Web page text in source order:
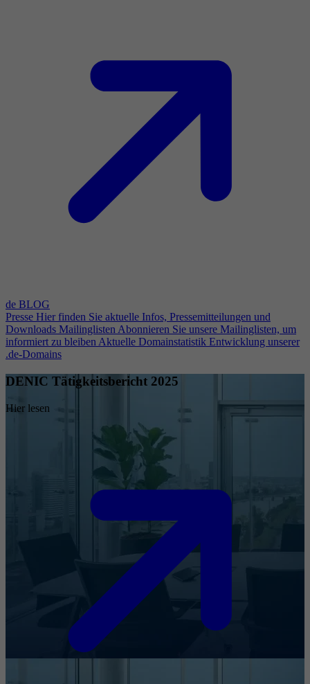
de BLOG
Presse Hier finden Sie aktuelle Infos, Pressemitteilungen und
Downloads Mailinglisten Abonnieren Sie unsere Mailinglisten, um
informiert zu bleiben Aktuelle Domainstatistik Entwicklung unserer
.de-Domains
DENIC Tätigkeitsbericht 2025
Hier lesen